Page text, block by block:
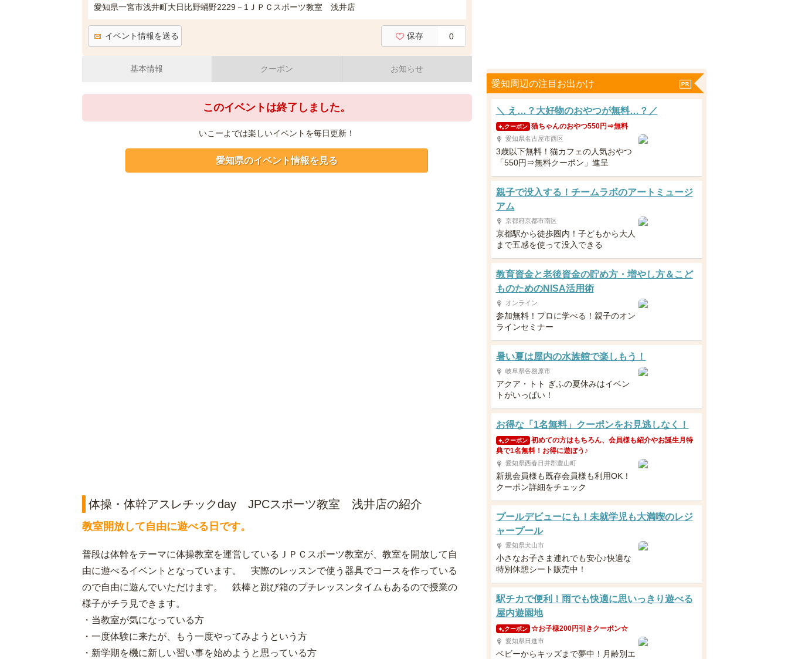
愛知県一宮市浅井町大日比野蛹野2229－1ＪＰＣスポーツ教室 浅井店
イベント情報を送る 保存 0
基本情報 クーポン お知らせ
このイベントは終了しました。
いこーよでは楽しいイベントを毎日更新！
愛知県のイベント情報を見る
体操・体幹アスレチックday JPCスポーツ教室 浅井店の紹介
教室開放して自由に遊べる日です。
普段は体幹をテーマに体操教室を運営しているＪＰＣスポーツ教室が、教室を開放して自
由に遊べるイベントとなっています。 実際のレッスンで使う器具でコースを作っている
ので自由に遊んでいただけます。 鉄棒と跳び箱のプチレッスンタイムもあるので授業の
様子がチラ見できます。
・当教室が気になっている方
・一度体験に来たが、もう一度やってみようという方
・新学期を機に新しい習い事を始めようと思っている方
愛知周辺の注目お出かけ
＼ え…？大好物のおやつが無料…？／
クーポン 猫ちゃんのおやつ550円⇒無料
愛知県名古屋市西区
3歳以下無料！猫カフェの人気おやつ
「550円⇒無料クーポン」進呈
親子で没入する！チームラボのアートミュージ
アム
京都府京都市南区
京都駅から徒歩圏内！子どもから大人
まで五感を使って没入できる
教育資金と老後資金の貯め方・増やし方＆こど
ものためのNISA活用術
オンライン
参加無料！プロに学べる！親子のオン
ラインセミナー
暑い夏は屋内の水族館で楽しもう！
岐阜県各務原市
アクア・トト ぎふの夏休みはイベン
トがいっぱい！
お得な「1名無料」クーポンをお見逃しなく！
クーポン 初めての方はもちろん、会員様も紹介やお誕生月特
典で1名無料！お得に遊ぼう♪
愛知県西春日井郡豊山町
新規会員様も既存会員様も利用OK！
クーポン詳細をチェック
プールデビューにも！未就学児も大満喫のレジ
ャープール
愛知県犬山市
小さなお子さま連れでも安心♪快適な
特別休憩シート販売中！
駅チカで便利！雨でも快適に思いっきり遊べる
屋内遊園地
クーポン ☆お子様200円引きクーポン☆
愛知県日進市
ベビーからキッズまで夢中！月齢別エ